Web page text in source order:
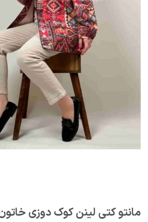
مانتو کتی لینن کوک دوزی خاتون